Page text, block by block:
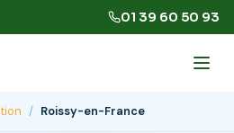
01 39 60 50 93
/ Roissy-en-France